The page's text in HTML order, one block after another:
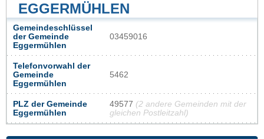
EGGERMÜHLEN
Gemeindeschlüssel
der Gemeinde
Eggermühlen
03459016
Telefonvorwahl der
Gemeinde
Eggermühlen
5462
PLZ der Gemeinde
Eggermühlen
49577 (2 andere Gemeinden mit der
gleichen Postleitzahl)